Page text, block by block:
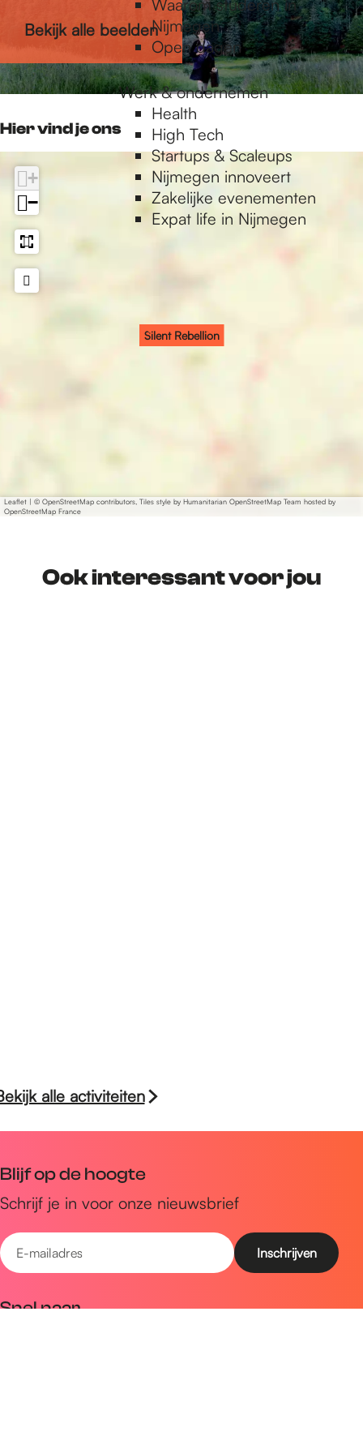
Waarom studeren in
Nijmegen
Open dagen
Werk & ondernemen
Health
High Tech
Startups & Scaleups
Nijmegen innoveert
Zakelijke evenementen
Expat life in Nijmegen
n
i
n
l
o
n
n
l
i
o
X
U
X
Bekijk alle beelden
Hier vind je ons
Silent Rebellion
+
−
Leaflet | © OpenStreetMap contributors, Tiles style by Humanitarian OpenStreetMap Team hosted by
OpenStreetMap France
Ook interessant voor jou
alle activiteiten
Blijf op de hoogte
Schrijf je in voor onze nieuwsbrief
E
-
Snel naar